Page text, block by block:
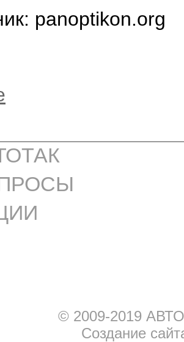
panoptikon.org
© 2009-2019
Создание